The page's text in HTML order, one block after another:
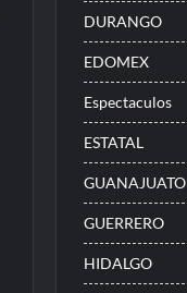
DURANGO
EDOMEX
Espectaculos
ESTATAL
GUANAJUATO
GUERRERO
HIDALGO